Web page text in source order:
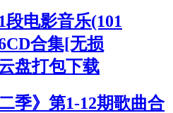
电影音乐(101
合集[无损
盘打包下载
季》第1-12期歌曲合